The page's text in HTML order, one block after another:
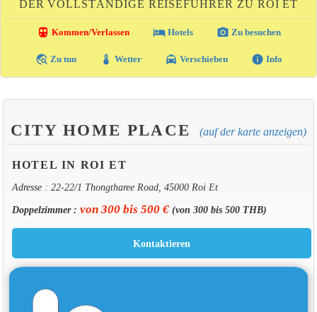
DER VOLLSTÄNDIGE REISEFÜHRER ZU ROI ET
directions_transit Kommen/Verlassen local_hotelHotels photo_camera Zu besuchen
travel_explore Zu tun thermostat Wetter local_taxi Verschieben info Info
CITY HOME PLACE (auf der karte anzeigen)
HOTEL IN ROI ET
Adresse : 22-22/1 Thongtharee Road, 45000 Roi Et
Doppelzimmer : von 300 bis 500 €(von 300 bis 500 THB)